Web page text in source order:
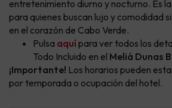
entretenimiento diurno y nocturno. Es
para quienes buscan lujo y comodidad
en el corazón de Cabo Verde.
Pulsa aquípara ver todos los
Todo Incluido en el Meliá Dunas
¡Importante! Los horarios pueden
por temporada o ocupación del hotel.